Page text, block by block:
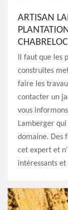
ARTISAN
Il faut que les
construites
faire les
contacter un
vous
Lamberger
domaine. Des
cet expert et
intéressants et